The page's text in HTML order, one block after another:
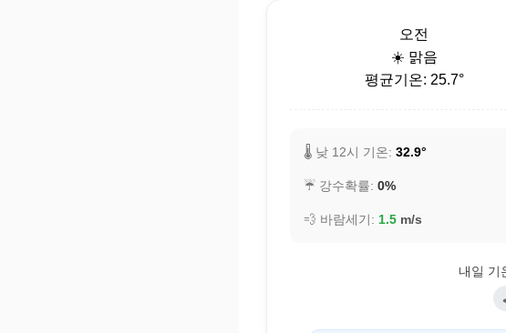
오전
☀️ 맑음
평균기온: 25.7°
🌡️ 낮 12시 기온: 32.9°
☔ 강수확률: 0%
💨 바람세기: 1.5 m/s
내일 기